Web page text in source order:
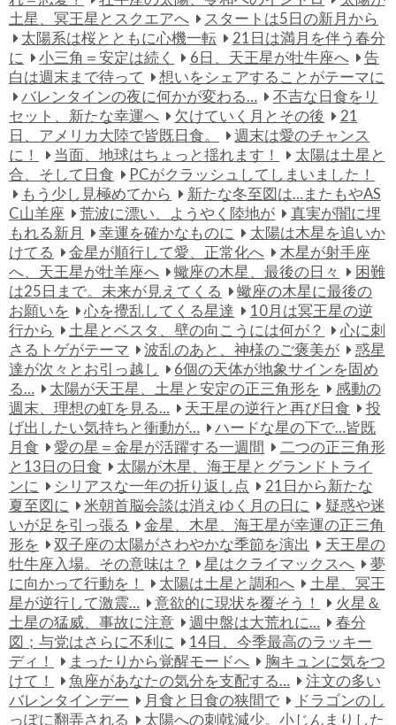
土星、冥王星とスクエアへ
スタートは5日の新月から
太陽系は桜とともに心機一転
21日は満月を伴う春分
に
小三角＝安定は続く 6日、天王星が牡牛座へ
告
白は週末まで待って
想いをシェアすることがテーマに
バレンタインの夜に何かが変わる…
不吉な日食をリ
セット、新たな幸運へ
欠けていく月とその後
21
日、アメリカ大陸で皆既日食。
週末は愛のチャンス
に！
当面、地球はちょっと揺れます！
太陽は土星と
合、そして日食
PCがクラッシュしてしまいました！
もう少し見極めてから
新たな冬至図は…またもやAS
C山羊座
荒波に漂い、ようやく陸地が
真実が闇に埋
もれる新月
幸運を確かなものに
太陽は木星を追いか
けてる
金星が順行して愛、正常化へ
木星が射手座
へ、天王星が牡羊座へ
蠍座の木星、最後の日々
困難
は25日まで。未来が見えてくる
蠍座の木星に最後の
お願いを
心を攪乱してくる星達
10月は冥王星の逆
行から
土星とベスタ、壁の向こうには何が？
心に刺
さるトゲがテーマ
波乱のあと、神様のご褒美が
惑星
達が次々とお引っ越し
6個の天体が地象サインを固め
る…
太陽が天王星、土星と安定の正三角形を
感動の
週末、理想の虹を見る…
天王星の逆行と再び日食
投
げ出したい気持ちと衝動が…
ハードな星の下で…皆既
月食
愛の星＝金星が活躍する一週間
二つの正三角形
と13日の日食
太陽が木星、海王星とグランドトライ
ンに
シリアスな一年の折り返し点
21日から新たな
夏至図に
米朝首脳会談は消えゆく月の日に
疑惑や迷
いが足を引っ張る
金星、木星、海王星が幸運の正三角
形を
双子座の太陽がさわやかな季節を演出
天王星の
牡牛座入場。その意味は？
星はクライマックスへ
夢
に向かって行動を！
太陽は土星と調和へ
土星、冥王
星が逆行して激震…
意欲的に現状を覆そう！
火星＆
土星の猛威、事故に注意
週中盤は大荒れに…
春分
図；与党はさらに不利に
14日、今季最高のラッキー
ディ！
まったりから覚醒モードへ
胸キュンに気をつ
けて！
魚座があなたの気分を支配する…
注文の多い
バレンタインデー
月食と日食の狭間で
ドラゴンのし
っぽに翻弄される
太陽への刺戟減少。小じんまりした